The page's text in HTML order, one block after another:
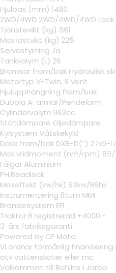
Hjulbas (mm) 1480
2WD/4WD 2WD/4WD/4WD Lock
Tjänstevikt (kg) 561
Max lastvikt (kg) 225
Servostyrning Ja
Tankvolym (L) 26
Bromsar fram/bak Hydraulisk
Motortyp V-Twin, 8 vent
Hjulupphängning fram/bak
Dubbla A-armar/Pendelarm
Cylindervolym 963cc
Stötdämpare Oljedämpare
Kylsystem Vätskekyld
Däck fram/bak DXB-D(”) 27x9-
Max vridmoment (nm/rpm) 85/
Fälgar Aluminium
PH:Beadlock
Maxeffekt (kw/hk) 63kw/86hk
Instrumentering 8tum MMI
Bränslesystem EFI
Traktor B registrerad +4000:-
3-års fabriksgaranti.
Powered by CF Moto.
Vi ordnar förmånlig
atv vattenskoter eller mc.
Välkommen till Bohlins i Järbo.